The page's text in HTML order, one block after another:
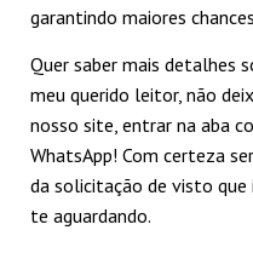
garantindo maiores
Quer saber mais detalhes
meu querido leitor, não
nosso site, entrar na aba
WhatsApp! Com certeza
da solicitação de visto que
te aguardando.
Passos para solicitar
Visto Mexicano
urgente!
Quais são os
documentos para
Entendendo como
funciona o